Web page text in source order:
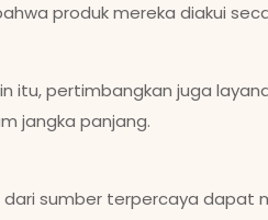
produk mereka diakui
itu, pertimbangkan juga
jangka panjang.
sumber terpercaya